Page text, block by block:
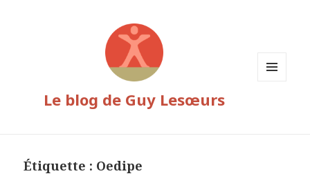
Le blog de Guy Lesœurs
Étiquette : Oedipe